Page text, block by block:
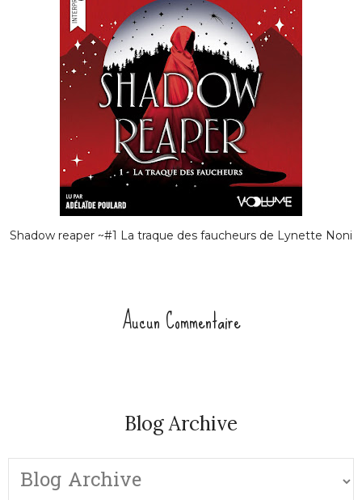
Shadow reaper ~#1 La traque des faucheurs de Lynette Noni
Aucun Commentaire
Blog Archive